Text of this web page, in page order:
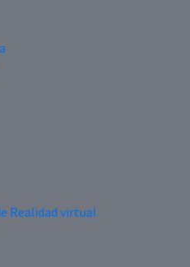
Realidad virtual